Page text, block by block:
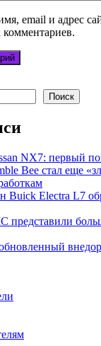
email и адрес
Поиск
NX7: первый
Bee стал еще
Buick Electra L7
представили